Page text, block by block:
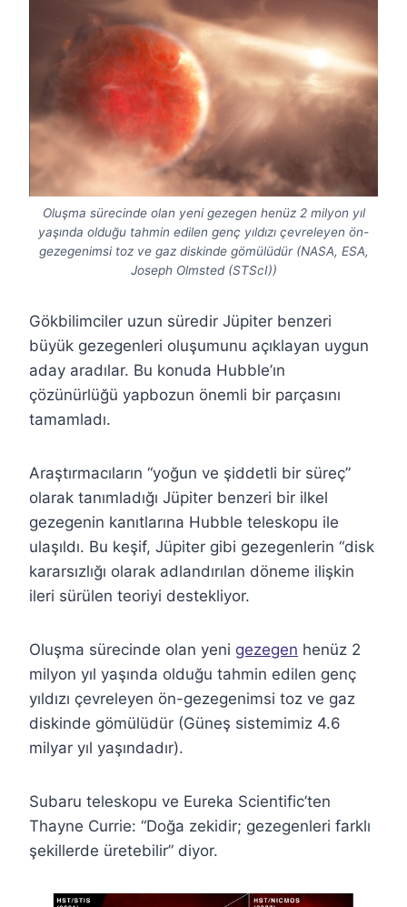
Oluşma sürecinde olan yeni gezegen henüz 2 milyon yıl
yaşında olduğu tahmin edilen genç yıldızı çevreleyen ön-
gezegenimsi toz ve gaz diskinde gömülüdür (NASA, ESA,
Joseph Olmsted (STScI))
Gökbilimciler uzun süredir Jüpiter benzeri
büyük gezegenleri oluşumunu açıklayan uygun
aday aradılar. Bu konuda Hubble’ın
çözünürlüğü yapbozun önemli bir parçasını
tamamladı.
Araştırmacıların “yoğun ve şiddetli bir süreç”
olarak tanımladığı Jüpiter benzeri bir ilkel
gezegenin kanıtlarına Hubble teleskopu ile
ulaşıldı. Bu keşif, Jüpiter gibi gezegenlerin “disk
kararsızlığı olarak adlandırılan döneme ilişkin
ileri sürülen teoriyi destekliyor.
Oluşma sürecinde olan yeni gezegen henüz 2
milyon yıl yaşında olduğu tahmin edilen genç
yıldızı çevreleyen ön-gezegenimsi toz ve gaz
diskinde gömülüdür (Güneş sistemimiz 4.6
milyar yıl yaşındadır).
Subaru teleskopu ve Eureka Scientific’ten
Thayne Currie: “Doğa zekidir; gezegenleri farklı
şekillerde üretebilir” diyor.